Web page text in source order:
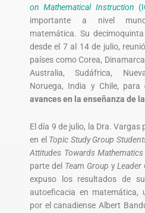
on Mathematical Instruction
importante a nivel
matemática. Su
desde el 7 al 14 de julio,
países como Corea,
Australia, Sudáfrica,
Noruega, India y Chile, para
avances en la enseñanza de
El día 9 de julio, la Dra.
en el Topic Study Group
Attitudes Towards
parte del Team Group yLeader
expuso los resultados de
autoeficacia en matemática,
por el canadiense Albert